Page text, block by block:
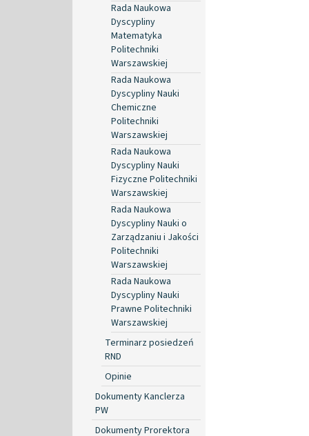
Rada Naukowa
Dyscypliny
Matematyka
Politechniki
Warszawskiej
Rada Naukowa
Dyscypliny Nauki
Chemiczne
Politechniki
Warszawskiej
Rada Naukowa
Dyscypliny Nauki
Fizyczne Politechniki
Warszawskiej
Rada Naukowa
Dyscypliny Nauki o
Zarządzaniu i Jakości
Politechniki
Warszawskiej
Rada Naukowa
Dyscypliny Nauki
Prawne Politechniki
Warszawskiej
Terminarz posiedzeń
RND
Opinie
Dokumenty Kanclerza
PW
Dokumenty Prorektora